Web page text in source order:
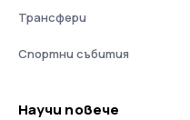
Трансфери
Спортни събития
Научи повече